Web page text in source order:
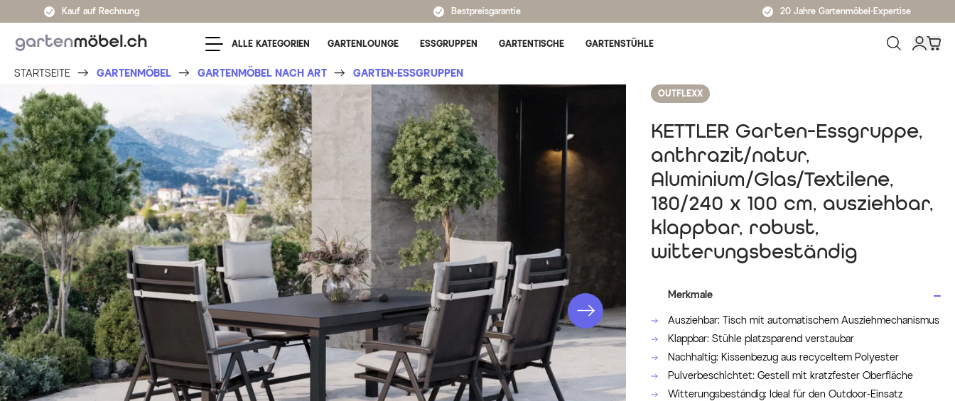
Zum Inhalt springenKauf auf Rechnung Bestpreisgarantie 20 Jahre Gartenmöbel-Expertise
ALLE KATEGORIEN GARTENLOUNGE ESSGRUPPEN GARTENTISCHE GARTENSTÜHLE
STARTSEITE GARTENMÖBEL GARTENMÖBEL NACH ART GARTEN-ESSGRUPPEN
OUTFLEXX
KETTLER Garten-Essgruppe,
anthrazit/natur,
Aluminium/Glas/Textilene,
180/240 x 100 cm, ausziehbar,
klappbar, robust,
witterungsbeständig
Merkmale
Ausziehbar: Tisch mit automatischem Ausziehmechanismus
Klappbar: Stühle platzsparend verstaubar
Nachhaltig: Kissenbezug aus recyceltem Polyester
Pulverbeschichtet: Gestell mit kratzfester Oberfläche
Witterungsbeständig: Ideal für den Outdoor-Einsatz